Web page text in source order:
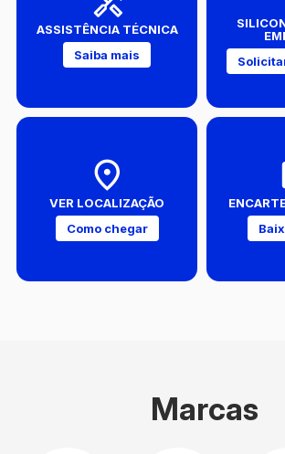
ASSISTÊNCIA TÉCNICA
Saiba mais
VER LOCALIZAÇÃO
Como chegar
Marcas